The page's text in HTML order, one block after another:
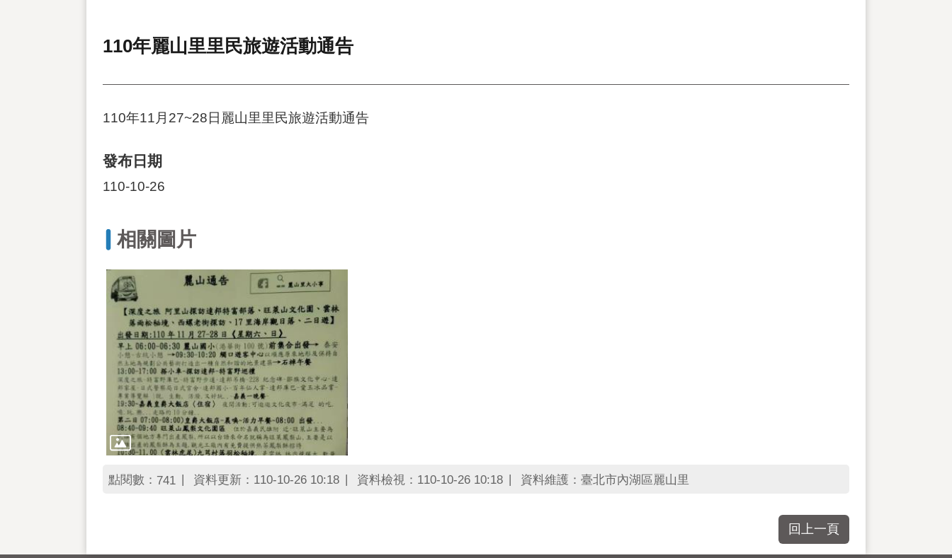
110年麗山里里民旅遊活動通告
110年11月27~28日麗山里里民旅遊活動通告
發布日期
110-10-26
相關圖片
點閱數： 741 資料更新：110-10-26 10:18 資料檢視：110-10-26 10:18 資料維護：臺北市內湖區麗山里
回上一頁